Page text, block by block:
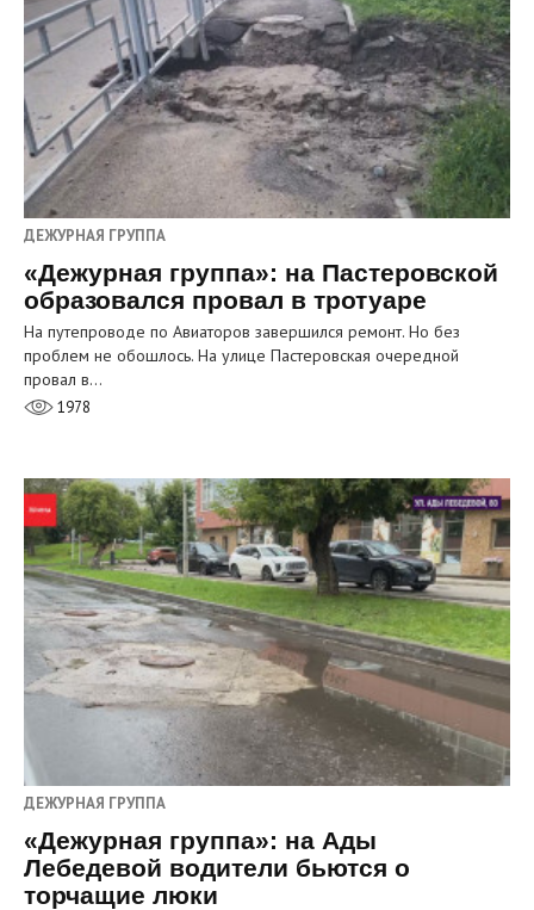
ДЕЖУРНАЯ ГРУППА
«Дежурная группа»: на Пастеровской
образовался провал в тротуаре
На путепроводе по Авиаторов завершился ремонт. Но без
проблем не обошлось. На улице Пастеровская очередной
провал в…
1978
ДЕЖУРНАЯ ГРУППА
«Дежурная группа»: на Ады
Лебедевой водители бьются о
торчащие люки